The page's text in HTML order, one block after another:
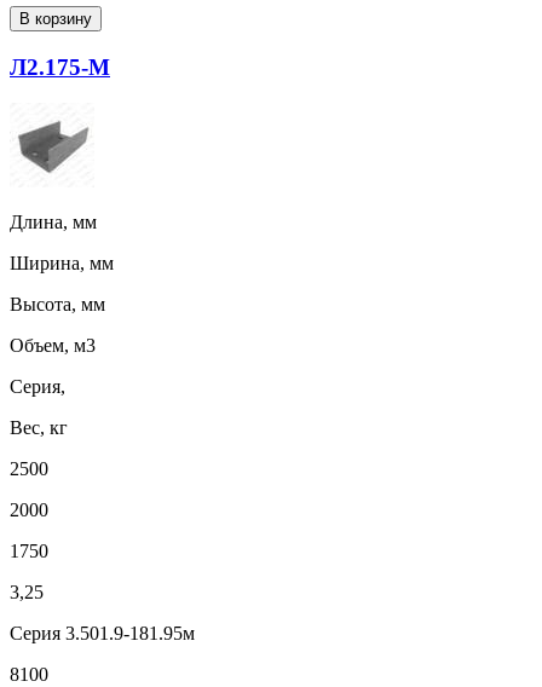
В корзину
Л2.175-М
Длина, мм
Ширина, мм
Высота, мм
Объем, м3
Серия,
Вес, кг
2500
2000
1750
3,25
Серия 3.501.9-181.95м
8100